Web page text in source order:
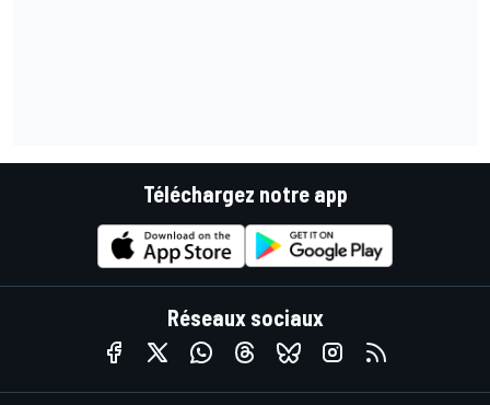
Téléchargez notre app
Réseaux sociaux